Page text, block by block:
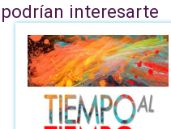
interesarte